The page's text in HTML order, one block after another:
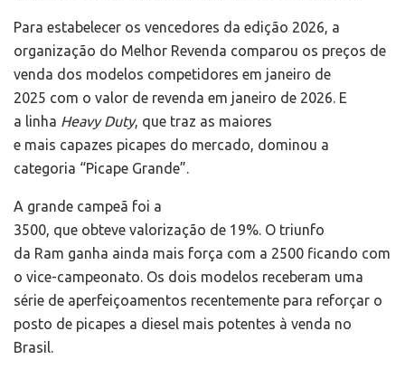
Para estabelecer os vencedores da edição 2026, a
organização do Melhor Revenda comparou os preços de
venda dos modelos competidores em janeiro de
2025 com o valor de revenda em janeiro de 2026. E
a linha Heavy Duty, que traz as maiores
e mais capazes picapes do mercado, dominou a
categoria “Picape Grande”.
A grande campeã foi a
3500, que obteve valorização de 19%. O triunfo
da Ram ganha ainda mais força com a 2500 ficando com
o vice-campeonato. Os dois modelos receberam uma
série de aperfeiçoamentos recentemente para reforçar o
posto de picapes a diesel mais potentes à venda no
Brasil.